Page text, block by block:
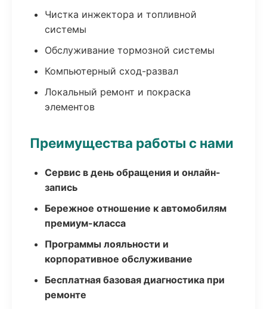
Чистка инжектора и топливной
системы
Обслуживание тормозной системы
Компьютерный сход-развал
Локальный ремонт и покраска
элементов
Преимущества работы с нами
Сервис в день обращения и онлайн-
запись
Бережное отношение к автомобилям
премиум-класса
Программы лояльности и
корпоративное обслуживание
Бесплатная базовая диагностика при
ремонте